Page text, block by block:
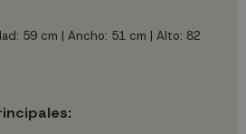
59 cm | Ancho: 51 cm | Alto: 82